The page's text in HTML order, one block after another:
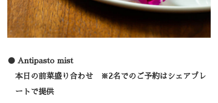
Antipasto mist
本日の前菜盛り合わせ ※2名でのご予約はシェアプレ
ートで提供